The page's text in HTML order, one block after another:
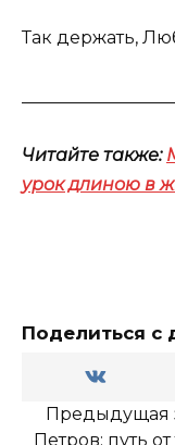
Так держать,
Читайте также:
урок длиною в
Поделиться с
Предыдущая
Петров: путь